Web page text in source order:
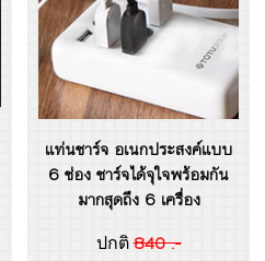
แท่นชาร์จ อเนกประสงค์แบบ
6 ช่อง ชาร์จได้จุใจพร้อมกัน
มากสุดถึง 6 เครื่อง
ปกติ840 .-